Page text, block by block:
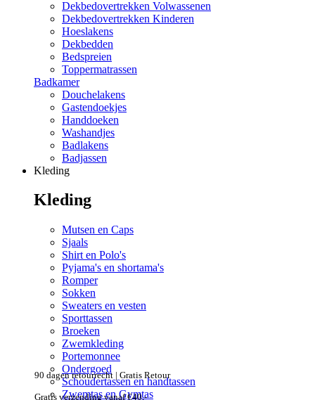
90 dagen retourrecht | Gratis Retour
Gratis verzending vanaf €40,-
Dekbedovertrekken Volwassenen
Dekbedovertrekken Kinderen
Hoeslakens
Dekbedden
Bedspreien
Toppermatrassen
Badkamer
Douchelakens
Gastendoekjes
Handdoeken
Washandjes
Badlakens
Badjassen
Kleding
Kleding
Mutsen en Caps
Sjaals
Shirt en Polo's
Pyjama's en shortama's
Romper
Sokken
Sweaters en vesten
Sporttassen
Broeken
Zwemkleding
Portemonnee
Ondergoed
Schoudertassen en handtassen
Zwemtas en Gymtas